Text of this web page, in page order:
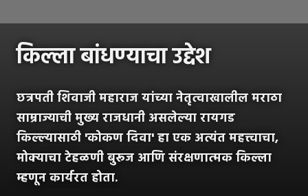
किल्ला बांधण्याचा उद्देश
छत्रपती शिवाजी महाराज यांच्या नेतृत्वाखालील मराठा
साम्राज्याची मुख्य राजधानी असलेल्या रायगड
किल्ल्यासाठी 'कोकण दिवा' हा एक अत्यंत महत्त्वाचा,
मोक्याचा टेहळणी बुरूज आणि संरक्षणात्मक किल्ला
म्हणून कार्यरत होता.